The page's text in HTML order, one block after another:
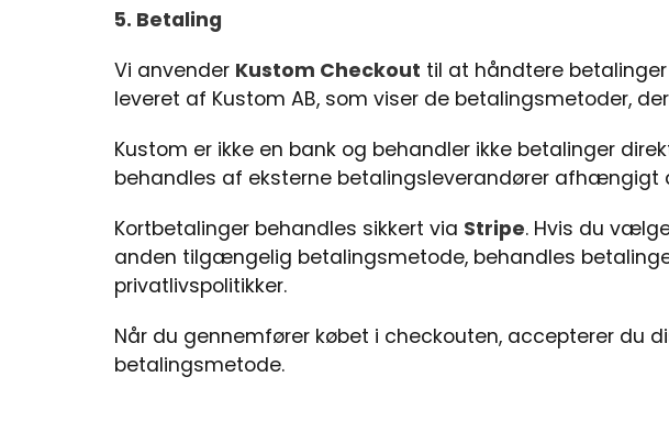
5. Betaling
Vi anvender Kustom Checkout til at håndtere
leveret af Kustom AB, som viser de betalingsmetoder,
Kustom er ikke en bank og behandler ikke betalinger
behandles af eksterne betalingsleverandører
Kortbetalinger behandles sikkert via Stripe. Hvis du
anden tilgængelig betalingsmetode, behandles
privatlivspolitikker.
Når du gennemfører købet i checkouten, accepterer du
betalingsmetode.